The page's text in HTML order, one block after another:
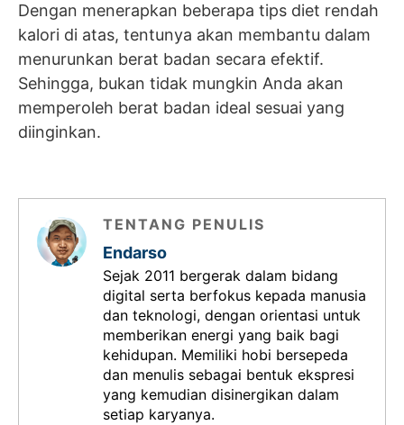
Dengan menerapkan beberapa tips diet rendah
kalori di atas, tentunya akan membantu dalam
menurunkan berat badan secara efektif.
Sehingga, bukan tidak mungkin Anda akan
memperoleh berat badan ideal sesuai yang
diinginkan.
TENTANG PENULIS
Endarso
Sejak 2011 bergerak dalam bidang
digital serta berfokus kepada manusia
dan teknologi, dengan orientasi untuk
memberikan energi yang baik bagi
kehidupan. Memiliki hobi bersepeda
dan menulis sebagai bentuk ekspresi
yang kemudian disinergikan dalam
setiap karyanya.